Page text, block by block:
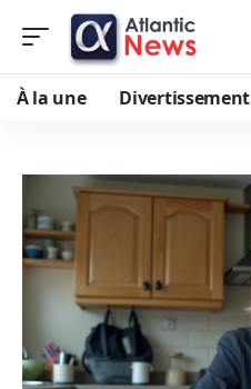
À la une Divertissement